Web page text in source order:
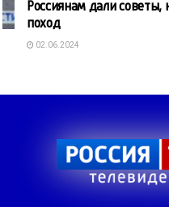
Россиянам дали советы,
поход
02.06.2024